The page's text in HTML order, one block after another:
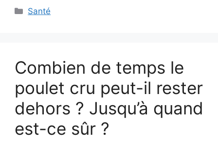
Categories
Santé
Combien de temps le
poulet cru peut-il rester
dehors ? Jusqu’à quand
est-ce sûr ?